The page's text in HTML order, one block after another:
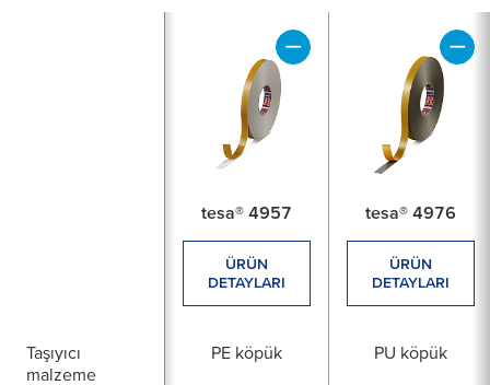
tesa® 4957
ÜRÜN
DETAYLARI
tesa® 4976
ÜRÜN
DETAYLARI
Taşıyıcı
malzeme
PE köpük PU köpük